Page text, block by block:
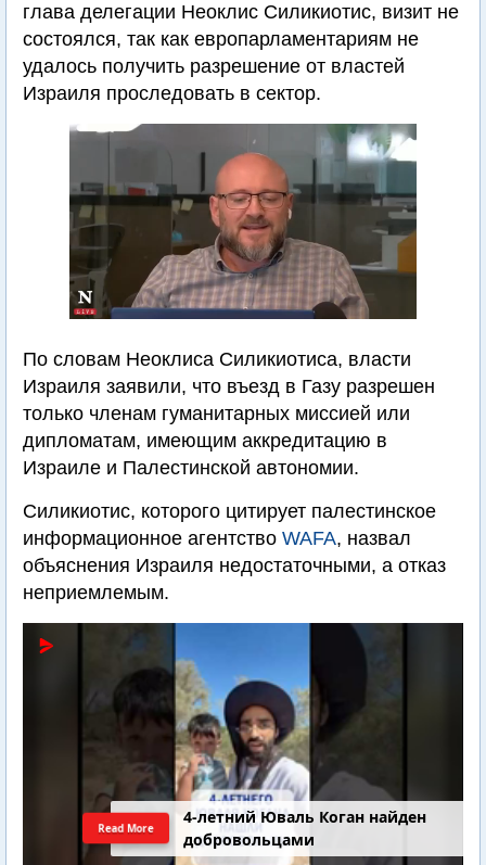
глава делегации Неоклис Силикиотис, визит не
состоялся, так как европарламентариям не
удалось получить разрешение от властей
Израиля проследовать в сектор.
По словам Неоклиса Силикиотиса, власти
Израиля заявили, что въезд в Газу разрешен
только членам гуманитарных миссией или
дипломатам, имеющим аккредитацию в
Израиле и Палестинской автономии.
Силикиотис, которого цитирует палестинское
информационное агентство WAFA, назвал
объяснения Израиля недостаточными, а отказ
неприемлемым.
4-летний Юваль Коган найден
добровольцами
Read More